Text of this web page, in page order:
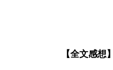
【全文感想】